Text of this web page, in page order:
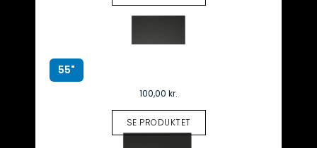
55"
100,00 kr.
SE PRODUKTET